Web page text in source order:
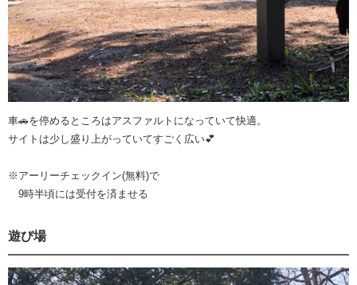
車🚗を停めるところはアスファルトになっていて快適。
サイトは少し盛り上がっていてすごく広い💕
※アーリーチェックイン(無料)で
9時半頃には受付を済ませる
遊び場